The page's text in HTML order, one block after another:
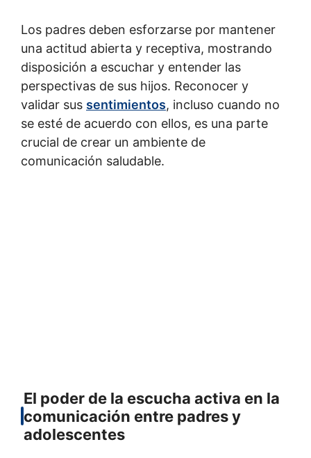
Los padres deben esforzarse por mantener
una actitud abierta y receptiva, mostrando
disposición a escuchar y entender las
perspectivas de sus hijos. Reconocer y
validar sus sentimientos, incluso cuando no
se esté de acuerdo con ellos, es una parte
crucial de crear un ambiente de
comunicación saludable.
El poder de la escucha activa en la
comunicación entre padres y
adolescentes